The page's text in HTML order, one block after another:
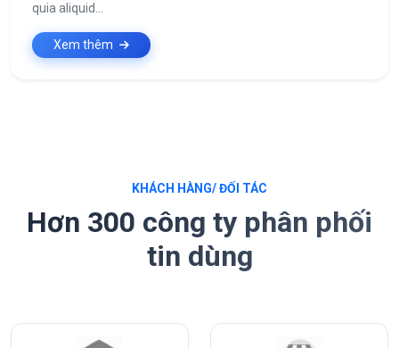
quia aliquid...
Xem thêm
KHÁCH HÀNG/ ĐỐI TÁC
Hơn 300 công ty phân phối
tin dùng